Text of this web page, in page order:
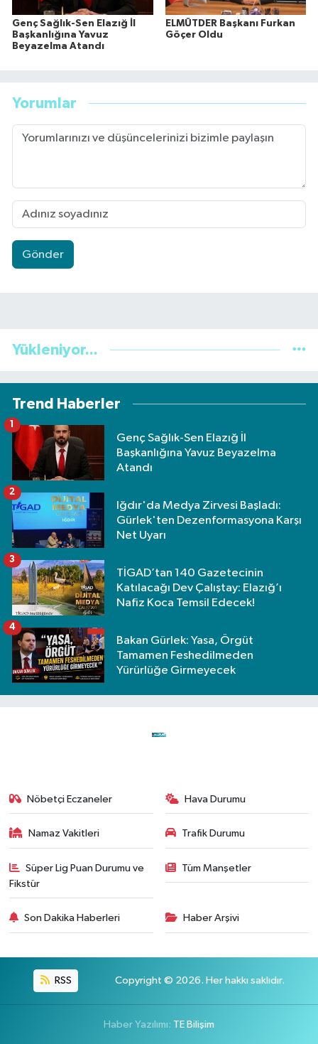
Genç Sağlık-Sen Elazığ İl
Başkanlığına Yavuz
Beyazelma Atandı
ELMÜTDER Başkanı Furkan
Göçer Oldu
Yorumlar
Gönder
Yükleniyor...
Trend Haberler
Genç Sağlık-Sen Elazığ İl
Başkanlığına Yavuz Beyazelma
Atandı
Iğdır'da Medya Zirvesi Başladı:
Gürlek'ten Dezenformasyona Karşı
Net Uyarı
2
TİGAD’tan 140 Gazetecinin
Katılacağı Dev Çalıştay: Elazığ’ı
Nafiz Koca Temsil Edecek!
3
Bakan Gürlek: Yasa, Örgüt
Tamamen Feshedilmeden
Yürürlüğe Girmeyecek
4
Nöbetçi Eczaneler Hava Durumu
Namaz Vakitleri Trafik Durumu
Süper Lig Puan Durumu ve
Fikstür
Tüm Manşetler
Son Dakika Haberleri Haber Arşivi
RSS Copyright © 2026. Her hakkı saklıdır.
Haber Yazılımı: TE Bilişim